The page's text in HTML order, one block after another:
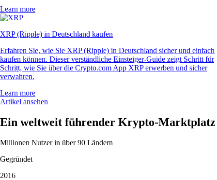
Learn more
XRP (Ripple) in Deutschland kaufen
Erfahren Sie, wie Sie XRP (Ripple) in Deutschland sicher und einfach
kaufen können. Dieser verständliche Einsteiger-Guide zeigt Schritt für
Schritt, wie Sie über die Crypto.com App XRP erwerben und sicher
verwahren.
Learn more
Artikel ansehen
Ein weltweit führender Krypto-Marktplatz
Millionen Nutzer in über 90 Ländern
Gegründet
2016